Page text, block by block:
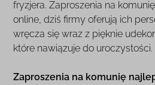
fryzjera. Zaproszenia na
online, dziś firmy oferują ich
wręcza się wraz z pięknie
które nawiązuje do uroczystości.
Zaproszenia na komunię